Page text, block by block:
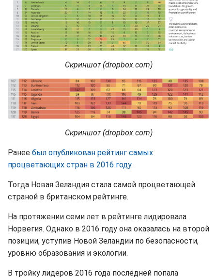
Скриншот (dropbox.com)
Скриншот (dropbox.com)
Ранее был опубликован рейтинг самых
процветающих стран в 2016 году.
Тогда Новая Зеландия стала самой процветающей
страной в британском рейтинге.
На протяжении семи лет в рейтинге лидировала
Норвегия. Однако в 2016 году она оказалась на второй
позиции, уступив Новой Зеландии по безопасности,
уровню образования и экологии.
В тройку лидеров 2016 года последней попала